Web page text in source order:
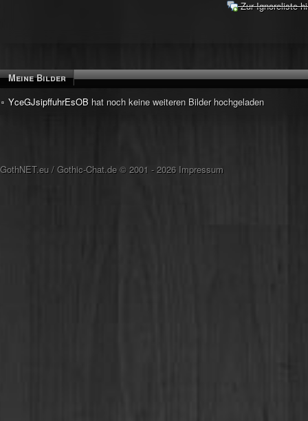
Zur Ignoreliste
Meine Bilder
YceGJsipffuhrEsOB hat noch keine weiteren Bilder hochgeladen
GothNET.eu / Gothic-Chat.de © 2001 - 2026 Impressum